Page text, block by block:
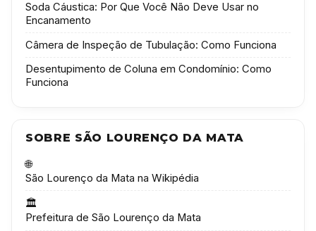
Soda Cáustica: Por Que Você Não Deve Usar no
Encanamento
Câmera de Inspeção de Tubulação: Como Funciona
Desentupimento de Coluna em Condomínio: Como
Funciona
SOBRE SÃO LOURENÇO DA MATA
🌐
São Lourenço da Mata na Wikipédia
🏛️
Prefeitura de São Lourenço da Mata